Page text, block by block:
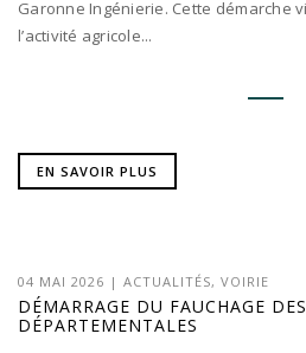
Garonne Ingénierie. Cette démarche
l’activité agricole...
EN SAVOIR PLUS
04 MAI 2026 | ACTUALITÉS, VOIRIE
DÉMARRAGE DU FAUCHAGE
DÉPARTEMENTALES